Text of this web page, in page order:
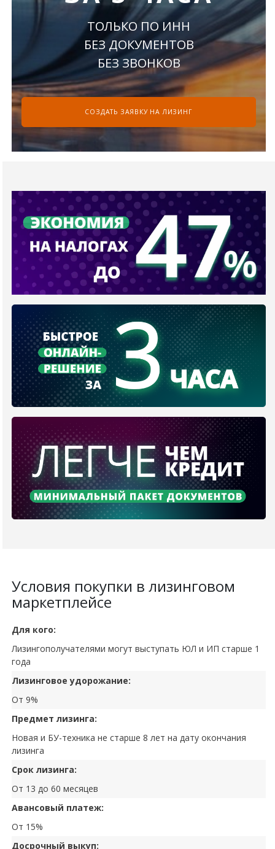
ТОЛЬКО ПО ИНН
БЕЗ ДОКУМЕНТОВ
БЕЗ ЗВОНКОВ
СОЗДАТЬ ЗАЯВКУ НА ЛИЗИНГ
Условия покупки в лизинговом
маркетплейсе
Для кого:
Лизингополучателями могут выступать ЮЛ и ИП старше 1
года
Лизинговое удорожание:
От 9%
Предмет лизинга:
Новая и БУ-техника не старше 8 лет на дату окончания
лизинга
Срок лизинга:
От 13 до 60 месяцев
Авансовый платеж:
От 15%
Досрочный выкуп: